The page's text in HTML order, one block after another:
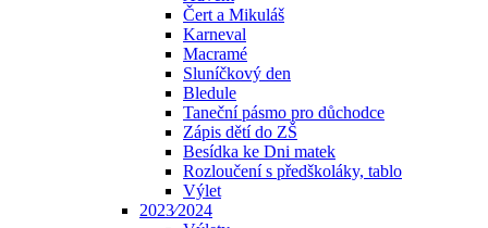
Čert a Mikuláš
Karneval
Macramé
Sluníčkový den
Bledule
Taneční pásmo pro důchodce
Zápis dětí do ZŠ
Besídka ke Dni matek
Rozloučení s předškoláky, tablo
Výlet
2023⁄2024